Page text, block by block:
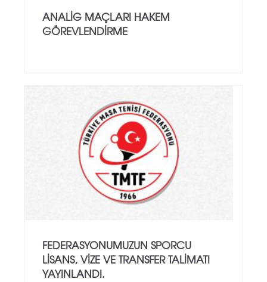
ANALİG MAÇLARI HAKEM
GÖREVLENDİRME
FEDERASYONUMUZUN SPORCU
LISANS, VIZE VE TRANSFER TALIMATI
YAYINLANDI.